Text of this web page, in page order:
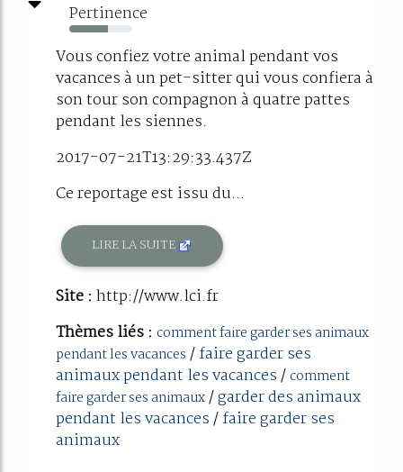
Pertinence
62%
Vous confiez votre animal pendant vos
vacances à un pet-sitter qui vous confiera à
son tour son compagnon à quatre pattes
pendant les siennes.
2017-07-21T13:29:33.437Z
Ce reportage est issu du...
LIRE LA SUITE
Site : http://www.lci.fr
Thèmes liés : comment faire garder ses animaux
pendant les vacances /faire garder ses
animaux pendant les vacances/ comment
faire garder ses animaux/garder des animaux
pendant les vacances/faire garder ses
animaux